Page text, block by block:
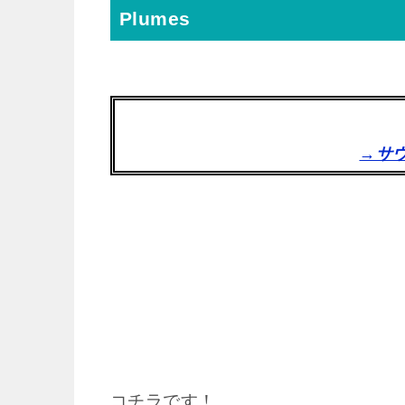
Plumes
→サ
コチラです！